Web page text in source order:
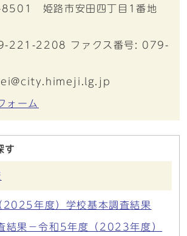
8501 姫路市安田四丁目1番地
221-2208 ファクス番号: 079-
ォーム
す
2025年度）学校基本調査結果
結果－令和5年度（2023年度）